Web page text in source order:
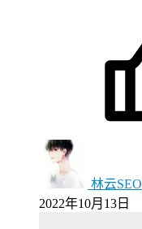
林云SEO
2022年10月13日